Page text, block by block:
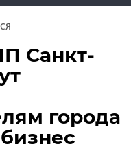
Санкт-
города